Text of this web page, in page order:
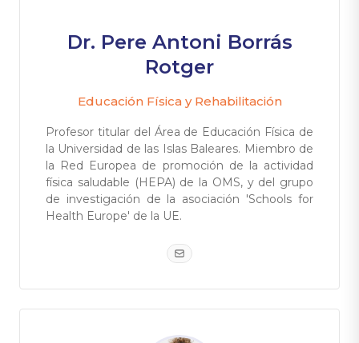
Dr. Pere Antoni Borrás
Rotger
Educación Física y Rehabilitación
Profesor titular del Área de Educación Física de
la Universidad de las Islas Baleares. Miembro de
la Red Europea de promoción de la actividad
física saludable (HEPA) de la OMS, y del grupo
de investigación de la asociación 'Schools for
Health Europe' de la UE.